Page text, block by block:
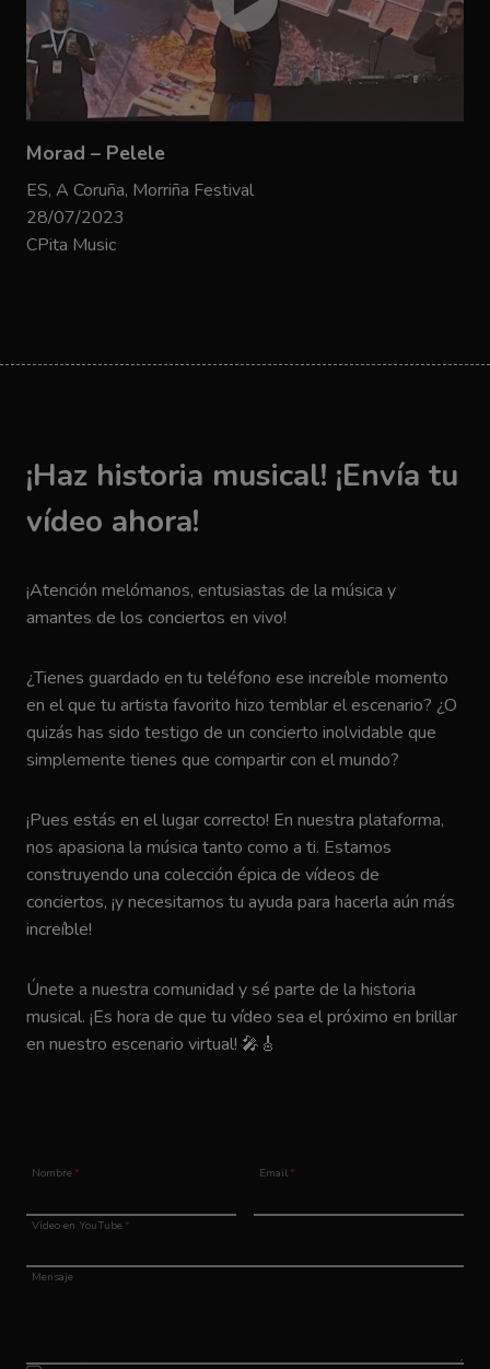
Morad – Pelele
ES, A Coruña, Morriña Festival
28/07/2023
CPita Music
¡Haz historia musical! ¡Envía tu
vídeo ahora!
¡Atención melómanos, entusiastas de la música y
amantes de los conciertos en vivo!
¿Tienes guardado en tu teléfono ese increíble momento
en el que tu artista favorito hizo temblar el escenario? ¿O
quizás has sido testigo de un concierto inolvidable que
simplemente tienes que compartir con el mundo?
¡Pues estás en el lugar correcto! En nuestra plataforma,
nos apasiona la música tanto como a ti. Estamos
construyendo una colección épica de vídeos de
conciertos, ¡y necesitamos tu ayuda para hacerla aún más
increíble!
Únete a nuestra comunidad y sé parte de la historia
musical. ¡Es hora de que tu vídeo sea el próximo en brillar
en nuestro escenario virtual! 🎤🎸
Nombre* Email*
Vídeo en YouTube*
Mensaje